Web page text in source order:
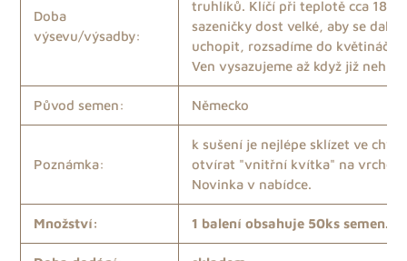
Doba
výsevu/výsadby:
truhlíků. Klíčí při teplotě cca 18'C.
sazeničky dost velké, aby se daly
uchopit, rozsadíme do květináčků.
Ven vysazujeme až když již
Původ semen: Německo
Poznámka:
k sušení je nejlépe sklízet ve
otvírat "vnitřní kvítka" na
Novinka v nabídce.
Množství: 1 balení obsahuje 50ks semen.